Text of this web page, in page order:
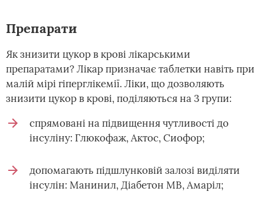
Препарати
Як знизити цукор в крові лікарськими
препаратами? Лікар призначає таблетки навіть при
малій мірі гіперглікемії. Ліки, що дозволяють
знизити цукор в крові, поділяються на 3 групи:
спрямовані на підвищення чутливості до
інсуліну: Глюкофаж, Актос, Сиофор;
допомагають підшлунковій залозі виділяти
інсулін: Манинил, Діабетон МВ, Амаріл;